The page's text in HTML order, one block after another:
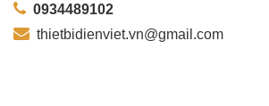
0934489102
thietbidienviet.vn@gmail.com